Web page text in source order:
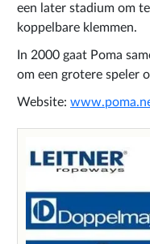
een later stadium om
koppelbare klemmen.
In 2000 gaat Poma
om een grotere speler
Website: